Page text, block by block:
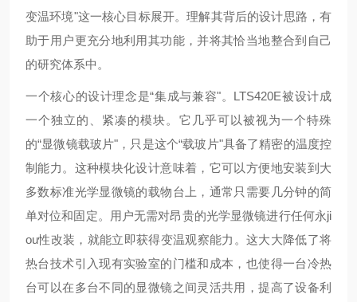
变温环境"这一核心目标展开。理解其背后的设计思路，有
助于用户更充分地利用其功能，并将其恰当地整合到自己
的研究体系中。
一个核心的设计理念是“集成与兼容"。LTS420E被设计成
一个独立的、紧凑的模块。它几乎可以被视为一个特殊
的“显微镜载玻片"，只是这个“载玻片"具备了精密的温度控
制能力。这种模块化设计意味着，它可以方便地安装到大
多数标准光学显微镜的载物台上，通常只需要几分钟的简
单对位和固定。用户无需对昂贵的光学显微镜进行任何永ji
ou性改装，就能立即获得变温观察能力。这大大降低了将
热台技术引入现有实验室的门槛和成本，也使得一台冷热
台可以在多台不同的显微镜之间灵活共用，提高了设备利